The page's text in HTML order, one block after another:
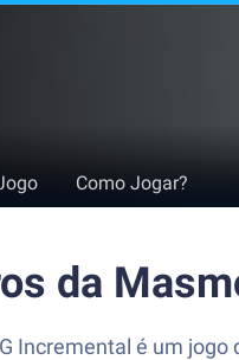
Como Jogar?
da
Incremental é um